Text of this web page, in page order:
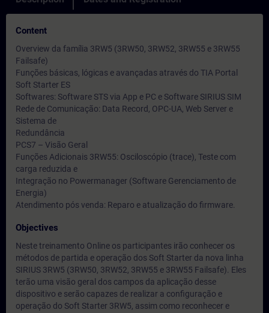
Content
Overview da família 3RW5 (3RW50, 3RW52, 3RW55 e 3RW55
Failsafe)
Funções básicas, lógicas e avançadas através do TIA Portal
Soft Starter ES
Softwares: Software STS via App e PC e Software SIRIUS SIM
Rede de Comunicação: Data Record, OPC-UA, Web Server e
Sistema de
Redundância
PCS7 – Visão Geral
Funções Adicionais 3RW55: Osciloscópio (trace), Teste com
carga reduzida e
Integração no Powermanager (Software Gerenciamento de
Energia)
Atendimento pós venda: Reparo e atualização do firmware.
Objectives
Neste treinamento Online os participantes irão conhecer os
métodos de partida e operação dos Soft Starter da nova linha
SIRIUS 3RW5 (3RW50, 3RW52, 3RW55 e 3RW55 Failsafe). Eles
terão uma visão geral dos campos da aplicação desse
dispositivo e serão capazes de realizar a configuração e
operação do Soft Starter 3RW5, assim como reconhecer e